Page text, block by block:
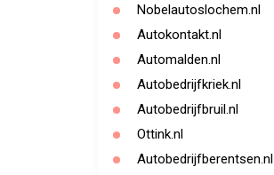
Nobelautoslochem.nl
Autokontakt.nl
Automalden.nl
Autobedrijfkriek.nl
Autobedrijfbruil.nl
Ottink.nl
Autobedrijfberentsen.nl